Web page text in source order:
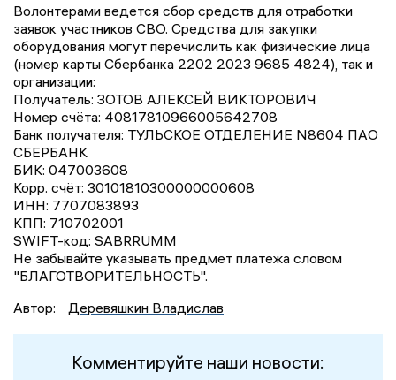
Волонтерами ведется сбор средств для отработки
заявок участников СВО. Средства для закупки
оборудования могут перечислить как физические лица
(номер карты Сбербанка 2202 2023 9685 4824), так и
организации:
Получатель: ЗОТОВ АЛЕКСЕЙ ВИКТОРОВИЧ
Номер счёта: 40817810966005642708
Банк получателя: ТУЛЬСКОЕ ОТДЕЛЕНИЕ N8604 ПАО
СБЕРБАНК
БИК: 047003608
Корр. счёт: 30101810300000000608
ИНН: 7707083893
КПП: 710702001
SWIFT-код: SABRRUMM
Не забывайте указывать предмет платежа словом
"БЛАГОТВОРИТЕЛЬНОСТЬ".
Автор:
Деревяшкин Владислав
Комментируйте наши новости: